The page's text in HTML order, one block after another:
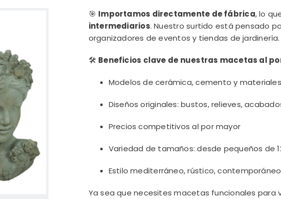
🎯 Importamos directamente de fábrica, lo
intermediarios. Nuestro surtido está pensado
organizadores de eventos y tiendas de jardinería.
🛠️ Beneficios clave de nuestras macetas al
Modelos de cerámica, cemento y
Diseños originales: bustos, relieves,
Precios competitivos al por mayor
Variedad de tamaños: desde pequeños de
Estilo mediterráneo, rústico,
Ya sea que necesites macetas funcionales